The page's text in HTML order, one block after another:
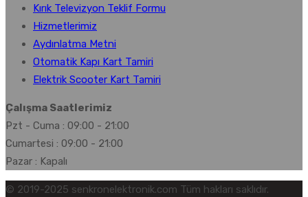
Kırık Televizyon Teklif Formu
Hizmetlerimiz
Aydınlatma Metni
Otomatik Kapı Kart Tamiri
Elektrik Scooter Kart Tamiri
Çalışma Saatlerimiz
Pzt - Cuma : 09:00 - 21:00
Cumartesi : 09:00 - 21:00
Pazar : Kapalı
© 2019-2025 senkronelektronik.com Tüm hakları saklıdır.